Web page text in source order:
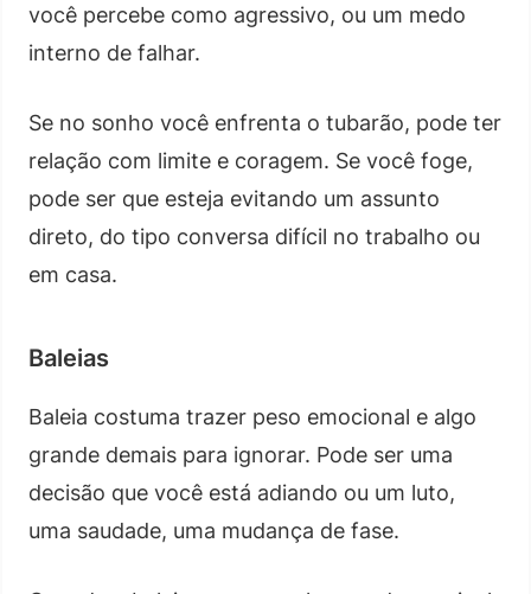
você percebe como agressivo, ou um medo
interno de falhar.
Se no sonho você enfrenta o tubarão, pode ter
relação com limite e coragem. Se você foge,
pode ser que esteja evitando um assunto
direto, do tipo conversa difícil no trabalho ou
em casa.
Baleias
Baleia costuma trazer peso emocional e algo
grande demais para ignorar. Pode ser uma
decisão que você está adiando ou um luto,
uma saudade, uma mudança de fase.